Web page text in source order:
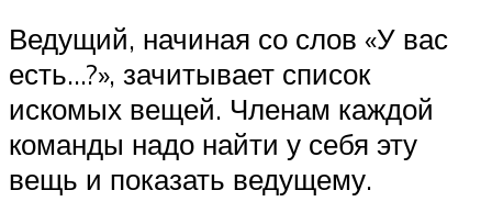
Ведущий, начиная со слов «У вас
есть…?», зачитывает список
искомых вещей. Членам каждой
команды надо найти у себя эту
вещь и показать ведущему.